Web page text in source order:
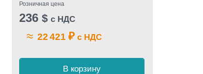
Розничная цена
236 $ с НДС
≈ 22 421 ₽ с НДС
В корзину